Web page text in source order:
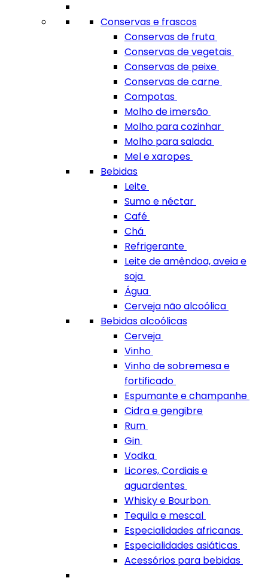
Conservas e frascos
Conservas de fruta
Conservas de vegetais
Conservas de peixe
Conservas de carne
Compotas
Molho de imersão
Molho para cozinhar
Molho para salada
Mel e xaropes
Bebidas
Leite
Sumo e néctar
Café
Chá
Refrigerante
Leite de amêndoa, aveia e
soja
Água
Cerveja não alcoólica
Bebidas alcoólicas
Cerveja
Vinho
Vinho de sobremesa e
fortificado
Espumante e champanhe
Cidra e gengibre
Rum
Gin
Vodka
Licores, Cordiais e
aguardentes
Whisky e Bourbon
Tequila e mescal
Especialidades africanas
Especialidades asiáticas
Acessórios para bebidas